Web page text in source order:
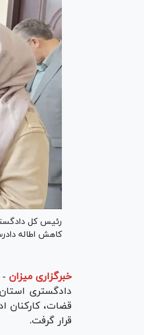
رئیس کل
کاهش اطاله
خبرگزاری میزان -
دادگستری
قضات، کارکنان
قرار گرفت.